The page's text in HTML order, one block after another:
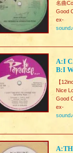
名曲
Good
ex-
sound♪
A:I
B:I
【
Nice
Good
ex-
sound♪